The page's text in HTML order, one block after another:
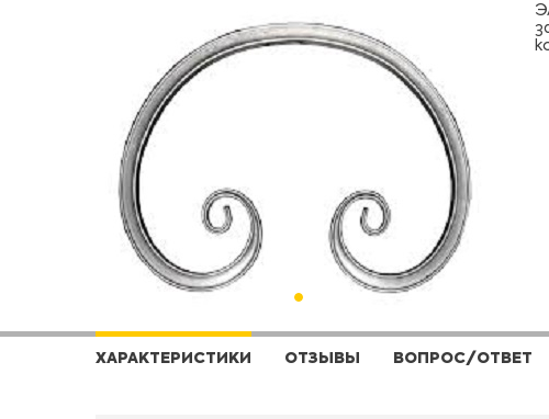
ХАРАКТЕРИСТИКИ ОТЗЫВЫ ВОПРОС/ОТВЕТ